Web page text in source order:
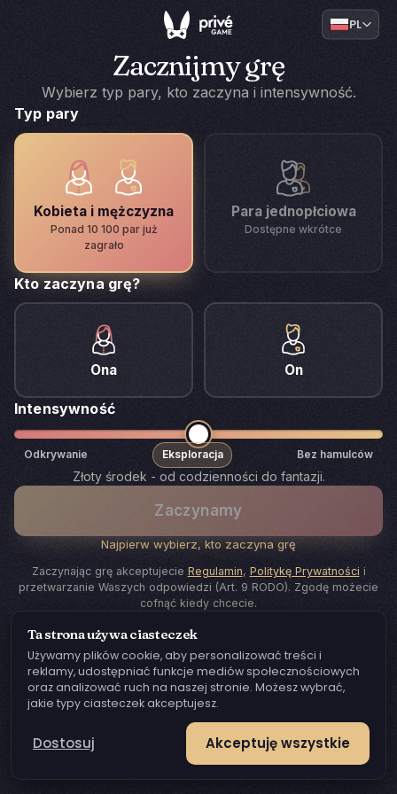
Zacznijmy grę
Wybierz typ pary, kto zaczyna i intensywność.
Typ pary
Kobieta i mężczyzna
Ponad 10 100 par już
zagrało
Para jednopłciowa
Dostępne wkrótce
Kto zaczyna grę?
Ona On
Intensywność
Odkrywanie Eksploracja Bez hamulców
Złoty środek - od codzienności do fantazji.
Zaczynamy
Najpierw wybierz, kto zaczyna grę
Zaczynając grę akceptujecie Regulamin, Politykę Prywatności i
przetwarzanie Waszych odpowiedzi (Art. 9 RODO). Zgodę możecie
cofnąć kiedy chcecie.
PL
Ta strona używa ciasteczek
Używamy plików cookie, aby personalizować treści i
reklamy, udostępniać funkcje mediów społecznościowych
oraz analizować ruch na naszej stronie. Możesz wybrać,
jakie typy ciasteczek akceptujesz.
Akceptuję wszystkie
Dostosuj